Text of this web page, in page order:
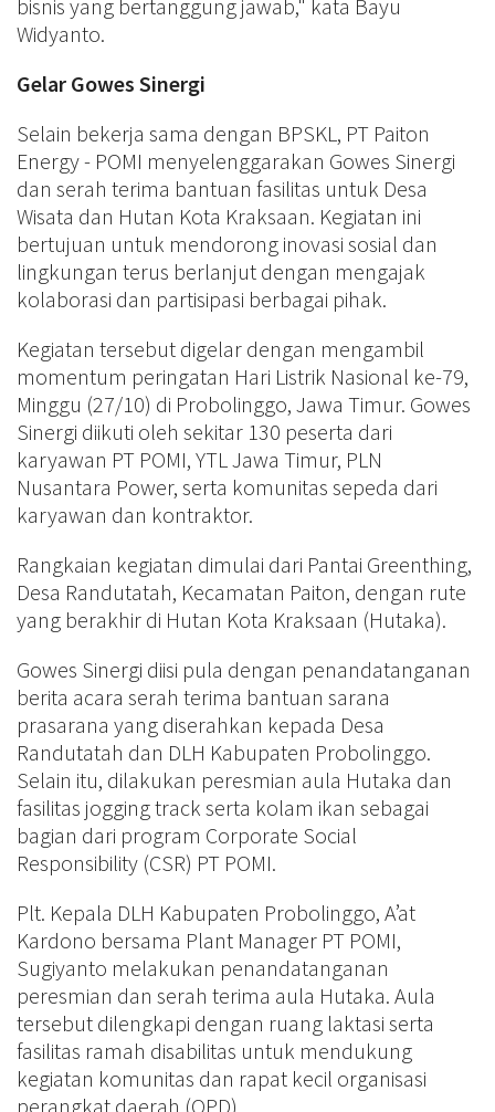
bisnis yang bertanggung jawab," kata Bayu
Widyanto.
Gelar Gowes Sinergi
Selain bekerja sama dengan BPSKL, PT Paiton
Energy - POMI menyelenggarakan Gowes Sinergi
dan serah terima bantuan fasilitas untuk Desa
Wisata dan Hutan Kota Kraksaan. Kegiatan ini
bertujuan untuk mendorong inovasi sosial dan
lingkungan terus berlanjut dengan mengajak
kolaborasi dan partisipasi berbagai pihak.
Kegiatan tersebut digelar dengan mengambil
momentum peringatan Hari Listrik Nasional ke-79,
Minggu (27/10) di Probolinggo, Jawa Timur. Gowes
Sinergi diikuti oleh sekitar 130 peserta dari
karyawan PT POMI, YTL Jawa Timur, PLN
Nusantara Power, serta komunitas sepeda dari
karyawan dan kontraktor.
Rangkaian kegiatan dimulai dari Pantai Greenthing,
Desa Randutatah, Kecamatan Paiton, dengan rute
yang berakhir di Hutan Kota Kraksaan (Hutaka).
Gowes Sinergi diisi pula dengan penandatanganan
berita acara serah terima bantuan sarana
prasarana yang diserahkan kepada Desa
Randutatah dan DLH Kabupaten Probolinggo.
Selain itu, dilakukan peresmian aula Hutaka dan
fasilitas jogging track serta kolam ikan sebagai
bagian dari program Corporate Social
Responsibility (CSR) PT POMI.
Plt. Kepala DLH Kabupaten Probolinggo, A’at
Kardono bersama Plant Manager PT POMI,
Sugiyanto melakukan penandatanganan
peresmian dan serah terima aula Hutaka. Aula
tersebut dilengkapi dengan ruang laktasi serta
fasilitas ramah disabilitas untuk mendukung
kegiatan komunitas dan rapat kecil organisasi
perangkat daerah (OPD).